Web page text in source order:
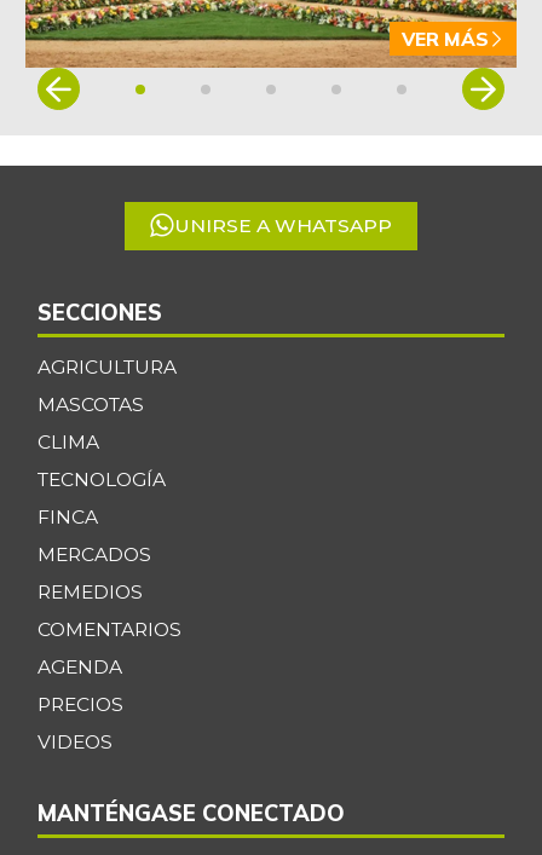
VER MÁS
Item
5
UNIRSE A WHATSAPP
SECCIONES
AGRICULTURA
MASCOTAS
CLIMA
TECNOLOGÍA
FINCA
MERCADOS
REMEDIOS
COMENTARIOS
AGENDA
PRECIOS
VIDEOS
MANTÉNGASE CONECTADO